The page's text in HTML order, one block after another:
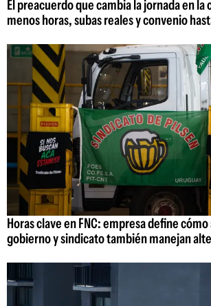
El preacuerdo que cambia la jornada en
menos horas, subas reales y convenio
Horas clave en FNC: empresa define
gobierno y sindicato también manejan